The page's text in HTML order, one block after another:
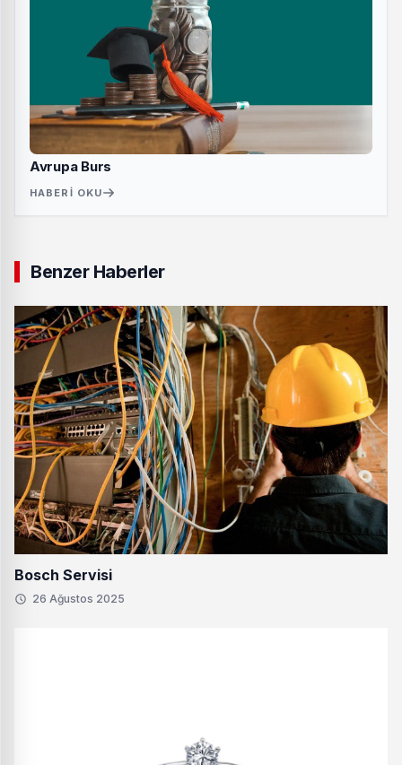
Avrupa Burs
HABERI OKU
Benzer Haberler
Bosch Servisi
26 Ağustos 2025